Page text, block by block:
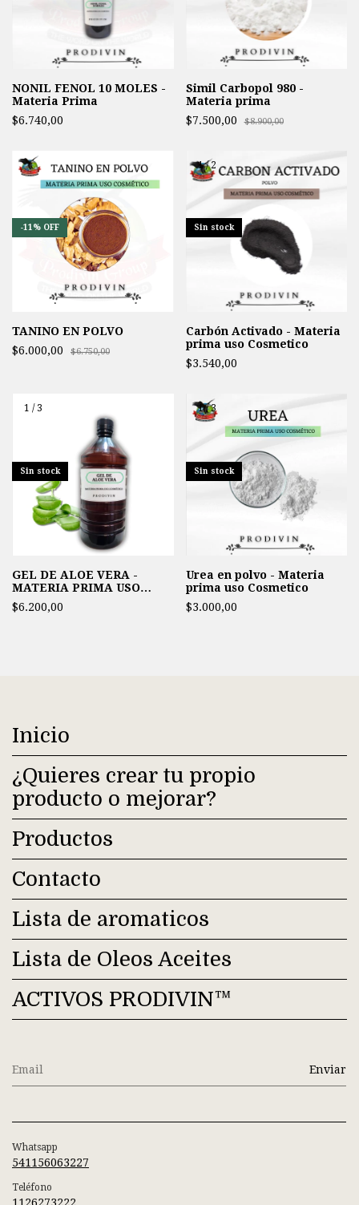
NONIL FENOL 10 MOLES -
Materia Prima
$6.740,00
Simil Carbopol 980 -
Materia prima
$7.500,00
$8.900,00
-11% OFF
TANINO EN POLVO
$6.000,00
$6.750,00
1/2
Sin stock
Carbón Activado - Materia
prima uso Cosmetico
$3.540,00
1 / 3
Sin stock
GEL DE ALOE VERA -
MATERIA PRIMA USO
COSMETICO
$6.200,00
1/3
Sin stock
Urea en polvo - Materia
prima uso Cosmetico
$3.000,00
Inicio
¿Quieres crear tu propio
producto o mejorar?
Productos
Contacto
Lista de aromaticos
Lista de Oleos Aceites
ACTIVOS PRODIVIN™
Whatsapp
541156063227
Teléfono
1126273222